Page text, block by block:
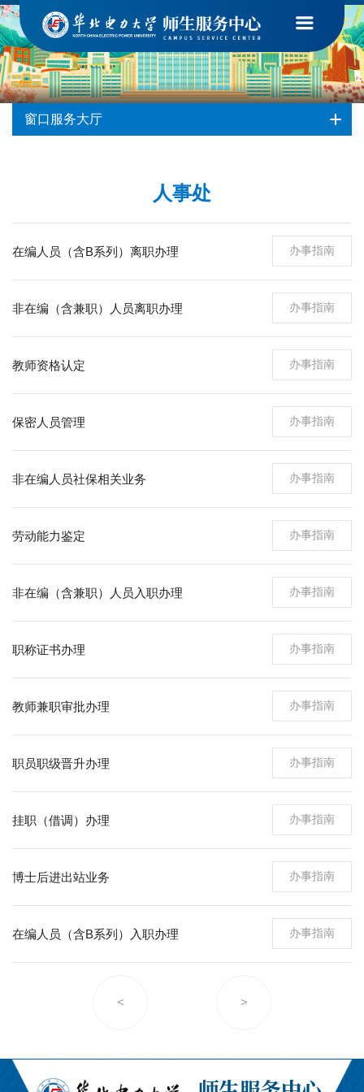
首页 - 窗口服务大厅 - 人事处
窗口服务大厅
人事处
办事指南
在编人员（含B系列）离职办理
办事指南
非在编（含兼职）人员离职办理
办事指南
教师资格认定
办事指南
保密人员管理
办事指南
非在编人员社保相关业务
办事指南
劳动能力鉴定
办事指南
非在编（含兼职）人员入职办理
办事指南
职称证书办理
办事指南
教师兼职审批办理
办事指南
职员职级晋升办理
办事指南
挂职（借调）办理
办事指南
博士后进出站业务
办事指南
在编人员（含B系列）入职办理
< >